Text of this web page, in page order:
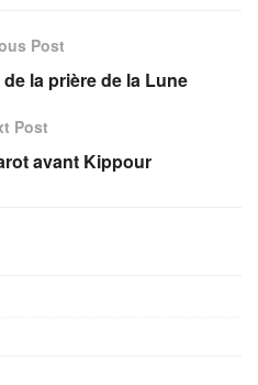
Post
la prière de la Lune
Post
avant Kippour